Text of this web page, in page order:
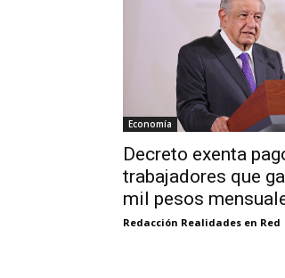
Economía
Decreto exenta
trabajadores que
mil pesos
Redacción Realidades en Red